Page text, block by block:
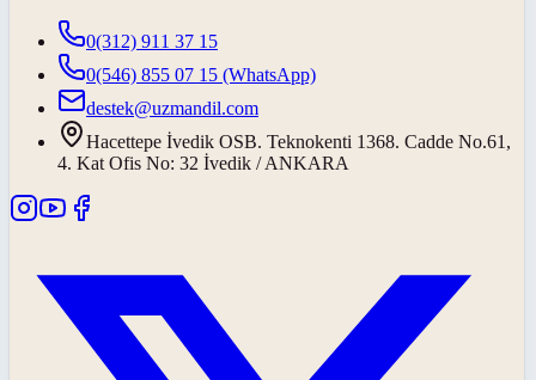
0(312) 911 37 15
0(546) 855 07 15 (WhatsApp)
destek@uzmandil.com
Hacettepe İvedik OSB. Teknokenti 1368. Cadde No.61,
4. Kat Ofis No: 32 İvedik / ANKARA